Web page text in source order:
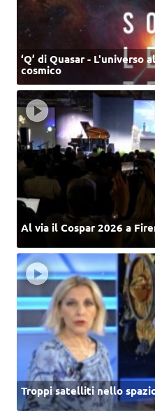
‘Q’ di Quasar -
cosmico
Al via il Cospar 2026 a
Troppi satelliti nello